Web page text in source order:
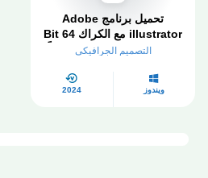
تحميل برنامج Adobe
illustrator مع الكراك 64 Bit
اليستريتور 2024 كامل مجاناًالتصميم الجرافيكي
ويندوز 2024